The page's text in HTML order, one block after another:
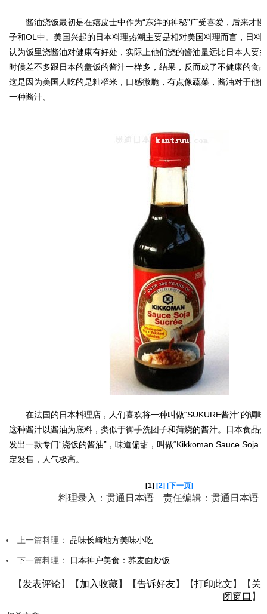
酱油浇饭最初是在嬉皮士中作为“东洋的神秘”广受喜爱，后来才
子和OL中。美国兴起的日本料理热潮主要是相对美国料理而言，日料
认为饭里浇酱油对健康有好处，实际上他们浇的酱油量远比日本人要
时候差不多跟日本的盖饭的酱汁一样多，结果，反而成了不健康的食
这是因为美国人吃的是籼稻米，口感微脆，有点像蔬菜，酱油对于他
一种酱汁。
在法国的日本料理店，人们喜欢将一种叫做“SUKURE酱汁”的调
这种酱汁以酱油为底料，类似于御手洗团子和蒲烧的酱汁。日本食品
发出一款专门“浇饭的酱油”，味道偏甜，叫做“Kikkoman Sauce Soja
定发售，人气极高。
[1] [2] [下一页]
料理录入：贯通日本语 责任编辑：贯通日本语
上一篇料理： 品味长崎地方美味小吃
下一篇料理： 日本神户美食：荞麦面炒饭
【 发表评论】【 加入收藏】【告诉好友】【打印此文 】【 关
闭窗口 】